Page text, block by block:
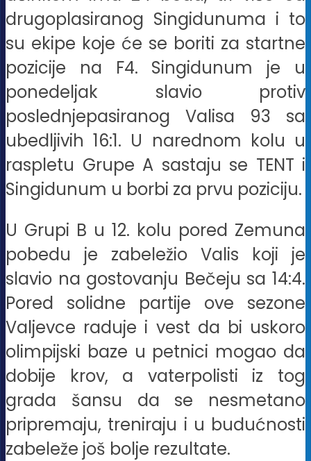
drugoplasiranog Singidunuma i to
su ekipe koje će se boriti za startne
pozicije na F4. Singidunum je u
ponedeljak slavio protiv
poslednjepasiranog Valisa 93 sa
ubedljivih 16:1. U narednom kolu u
raspletu Grupe A sastaju se TENT i
Singidunum u borbi za prvu poziciju.
U Grupi B u 12. kolu pored Zemuna
pobedu je zabeležio Valis koji je
slavio na gostovanju Bečeju sa 14:4.
Pored solidne partije ove sezone
Valjevce raduje i vest da bi uskoro
olimpijski baze u petnici mogao da
dobije krov, a vaterpolisti iz tog
grada šansu da se nesmetano
pripremaju, treniraju i u budućnosti
zabeleže još bolje rezultate.